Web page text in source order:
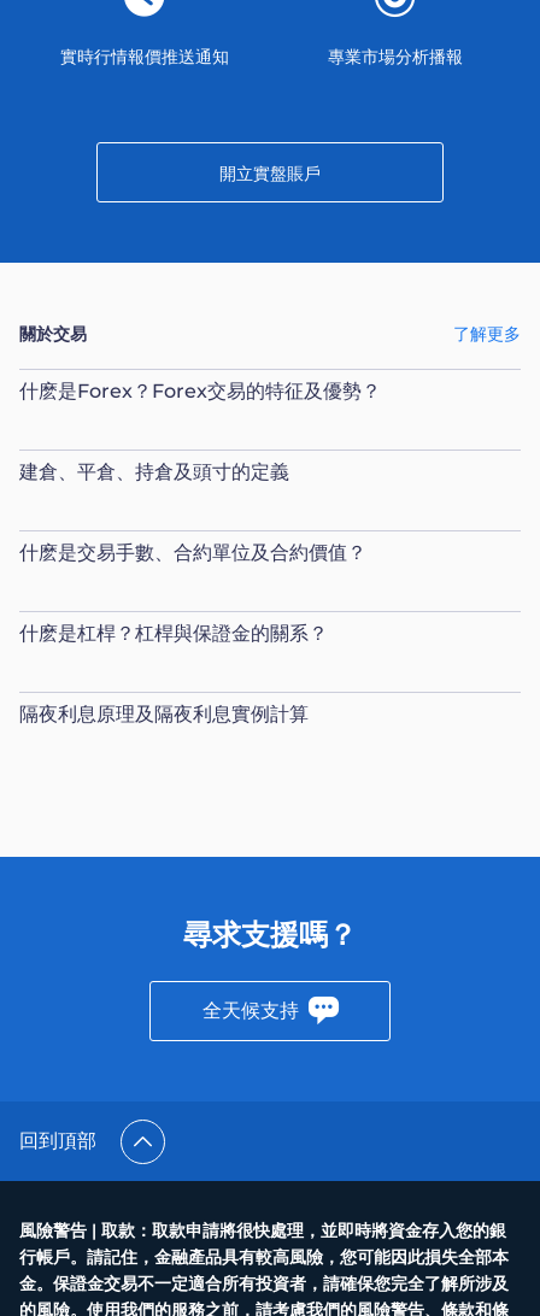
實時行情報價推送通知 專業市場分析播報
開立實盤賬戶
關於交易 了解更多
什麽是Forex？Forex交易的特征及優勢？
建倉、平倉、持倉及頭寸的定義
什麽是交易手數、合約單位及合約價值？
什麽是杠桿？杠桿與保證金的關系？
隔夜利息原理及隔夜利息實例計算
尋求支援嗎？
全天候支持
回到頂部
風險警告 | 取款：取款申請將很快處理，並即時將資金存入您的銀
行帳戶。請記住，金融產品具有較高風險，您可能因此損失全部本
金。保證金交易不一定適合所有投資者，請確保您完全了解所涉及
的風險。使用我們的服務之前，請考慮我們的風險警告、條款和條